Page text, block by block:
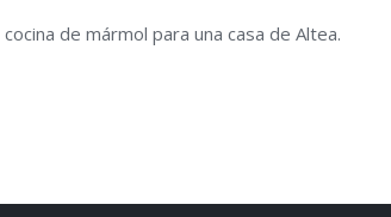
de mármol para una casa de Altea.